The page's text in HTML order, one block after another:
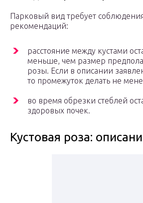
Парковый вид требует
рекомендаций:
расстояние между кустами
меньше, чем размер
розы. Если в описании
то промежуток делать не
во время обрезки стеблей
здоровых почек.
Кустовая роза: